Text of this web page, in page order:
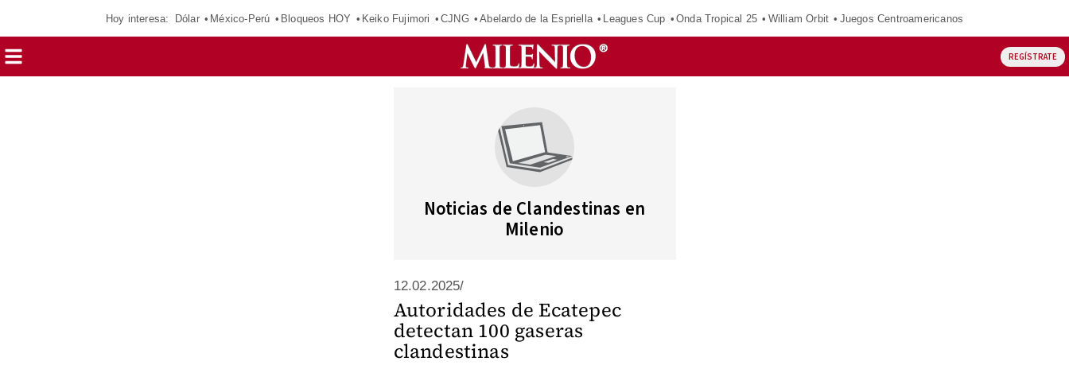
Hoy interesa: Dólar México-Perú Bloqueos HOY Keiko Fujimori CJNG Abelardo de la Espriella Leagues Cup Onda Tropical 25 William Orbit Juegos Centroamericanos
REGÍSTRATE
Noticias de Clandestinas en
Milenio
12.02.2025/
Autoridades de Ecatepec
detectan 100 gaseras
clandestinas